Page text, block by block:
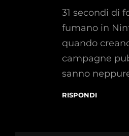
31 secondi di
fumano in
quando
campagne
sanno
RISPONDI